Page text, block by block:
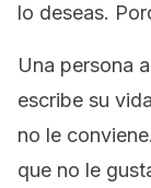
lo deseas.
Una persona
escribe su
no le
que no le